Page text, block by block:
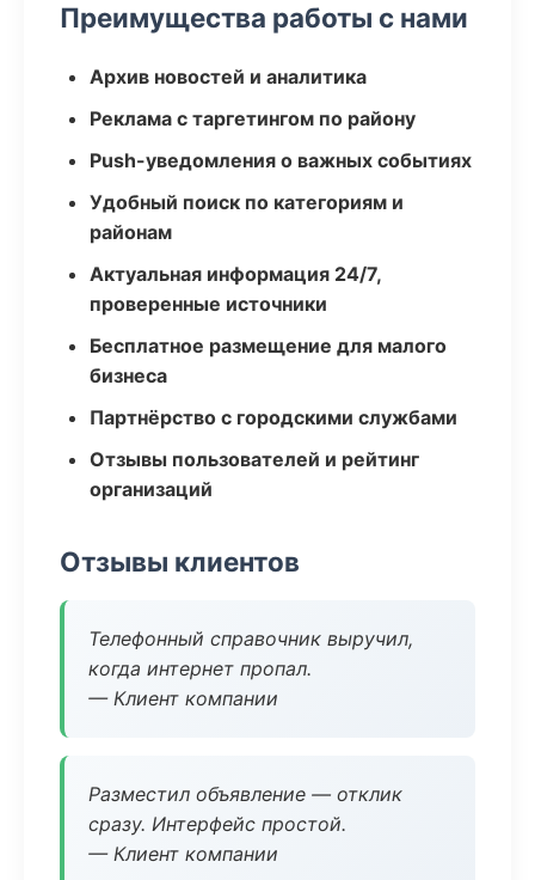
Преимущества работы с нами
Архив новостей и аналитика
Реклама с таргетингом по району
Push-уведомления о важных событиях
Удобный поиск по категориям и
районам
Актуальная информация 24/7,
проверенные источники
Бесплатное размещение для малого
бизнеса
Партнёрство с городскими службами
Отзывы пользователей и рейтинг
организаций
Отзывы клиентов
Телефонный справочник выручил,
когда интернет пропал.
— Клиент компании
Разместил объявление — отклик
сразу. Интерфейс простой.
— Клиент компании